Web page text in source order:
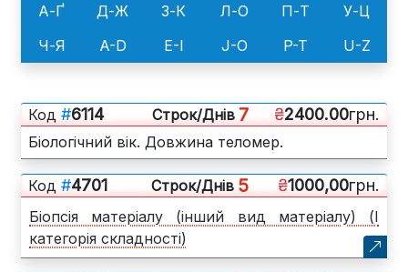
А-Ґ
Д-Ж З-К Л-О П-Т
У-Ц
Ч-Я
A-D E-I J-O P-T U-Z
Код #6114 Cтрок/Днів 7 ₴2400.00грн.
Біологічний вік. Довжина теломер.
Код #4701 Cтрок/Днів 5 ₴1000,00грн.
Біопсія матеріалу (інший вид матеріалу) (І
категорія складності)